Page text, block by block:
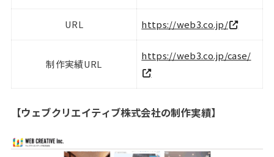
URL https://web3.co.jp/
制作実績URL
https://web3.co.jp/case/
【ウェブクリエイティブ株式会社の制作実績】